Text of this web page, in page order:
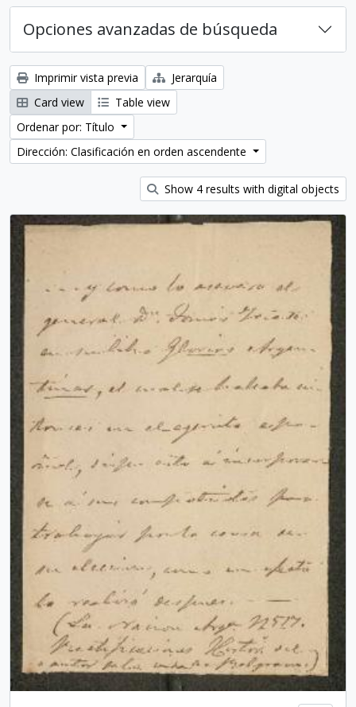
Opciones avanzadas de búsqueda
Imprimir vista previa
Jerarquía
Card view
Table view
Ordenar por: Título
Dirección: Clasificación en orden ascendente
Show 4 results with digital objects